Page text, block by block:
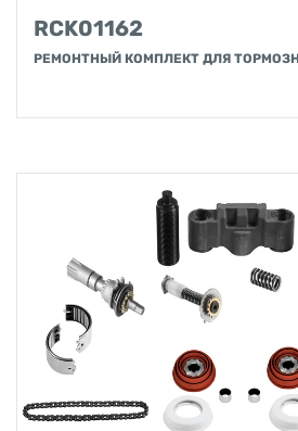
RCK01162
РЕМОНТНЫЙ КОМПЛЕКТ ДЛЯ